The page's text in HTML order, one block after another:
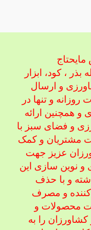
، کود، ابزار
و ارسال
و تنها در
همچنین ارائه
و فضای سبز با
مشتریان و کمک
عزیز جهت
و نوین سازی این
و با حذف
و مصرف
محصولات و
را به